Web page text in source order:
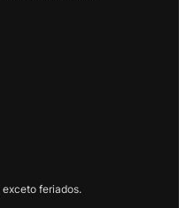
exceto feriados.